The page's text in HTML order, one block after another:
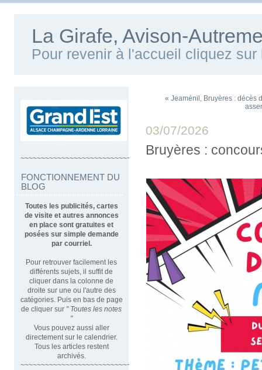
La Girafe, Avison-
Pour revenir à l'accueil cliquez sur
~~~~~~~~~~~~~~~~~~~~~~~~~~~~~~~~~~
FONCTIONNEMENT DU
BLOG
Toutes les publicités, cartes
de visite et autres annonces
en place sont gratuites et
posées sur simple demande
par courriel.
Pour retrouver facilement les
différents sujets, il suffit de
cliquer dans la colonne de
droite sur une ou l'autre des
catégories. Puis en bas de page
de cliquer sur " Toutes les notes
"
Vous pouvez aussi aller
directement sur le calendrier.
Tous les articles restent
archivés.
~~~~~~~~~~~~~~~~~~~~~~~~~~~~~~~~~
« Jeaménil, Bruyères : décès
03/07/2026
Bruyères :